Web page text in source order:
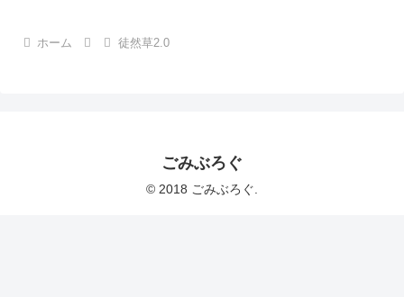
ホーム 徒然草2.0
ごみぶろぐ
© 2018 ごみぶろぐ.